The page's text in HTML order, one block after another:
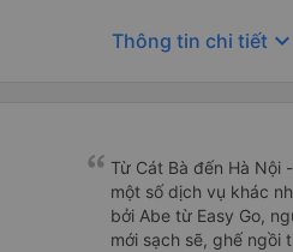
Thông tin chi tiết keyboard_arrow_down
Từ Cát Bà đến Hà Nội
một số dịch vụ khác
bởi Abe từ Easy Go,
mới sạch sẽ, ghế ngồi